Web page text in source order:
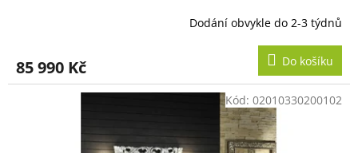
R
M
A
Dodání obvykle do 2-3 týdnů
85 990 Kč Do košíku
Kód: 02010330200102